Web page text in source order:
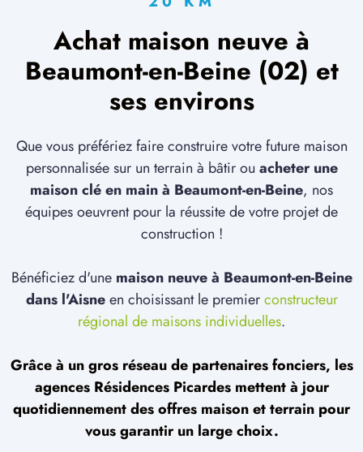
Achat maison neuve à
Beaumont-en-Beine (02) et
ses environs
Que vous préfériez faire construire votre future maison
personnalisée sur un terrain à bâtir ou acheter une
maison clé en main à Beaumont-en-Beine, nos
équipes oeuvrent pour la réussite de votre projet de
construction !
Bénéficiez d'une maison neuve à Beaumont-en-Beine
dans l'Aisneen choisissant le premierconstructeur
régional de maisons individuelles.
Grâce à un gros réseau de partenaires fonciers, les
agences Résidences Picardes mettent à jour
quotidiennement des offres maison et terrain pour
vous garantir un large choix.